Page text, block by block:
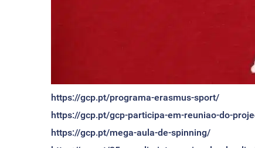
https://gcp.pt/programa-erasmus-sport/
https://gcp.pt/gcp-participa-em-reuniao-do-
https://gcp.pt/mega-aula-de-spinning/